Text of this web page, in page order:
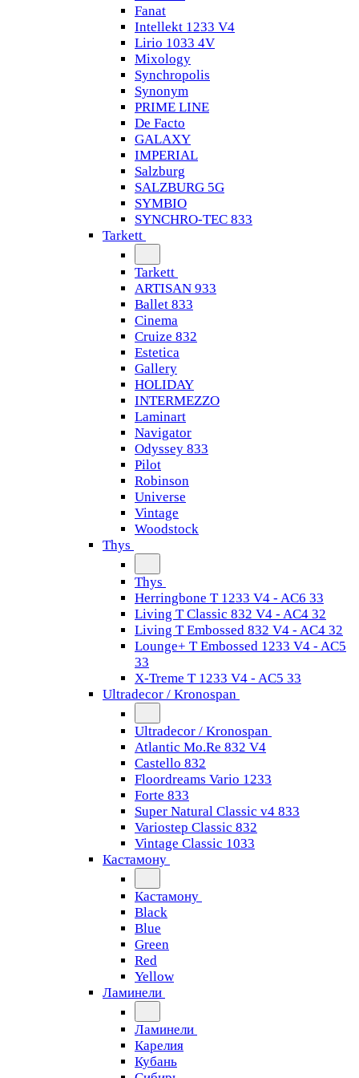
Fanat
Intellekt 1233 V4
Lirio 1033 4V
Mixology
Synchropolis
Synonym
PRIME LINE
De Facto
GALAXY
IMPERIAL
Salzburg
SALZBURG 5G
SYMBIO
SYNCHRO-TEC 833
Tarkett
Tarkett
ARTISAN 933
Ballet 833
Cinema
Cruize 832
Estetica
Gallery
HOLIDAY
INTERMEZZO
Laminart
Navigator
Odyssey 833
Pilot
Robinson
Universe
Vintage
Woodstock
Thys
Thys
Herringbone T 1233 V4 - AC6 33
Living T Classic 832 V4 - AC4 32
Living T Embossed 832 V4 - AC4 32
Lounge+ T Embossed 1233 V4 - AC5
33
X-Treme T 1233 V4 - AC5 33
Ultradecor / Kronospan
Ultradecor / Kronospan
Atlantic Mo.Re 832 V4
Castello 832
Floordreams Vario 1233
Forte 833
Super Natural Classic v4 833
Variostep Classic 832
Vintage Classic 1033
Кастамону
Кастамону
Black
Blue
Green
Red
Yellow
Ламинели
Ламинели
Карелия
Кубань